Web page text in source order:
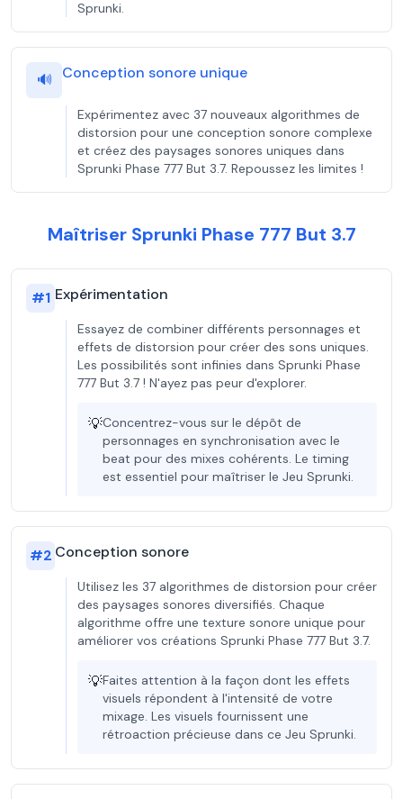
Sprunki.
🔊 Conception sonore unique
Expérimentez avec 37 nouveaux algorithmes de
distorsion pour une conception sonore complexe
et créez des paysages sonores uniques dans
Sprunki Phase 777 But 3.7. Repoussez les limites !
Maîtriser Sprunki Phase 777 But 3.7
#1 Expérimentation
Essayez de combiner différents personnages et
effets de distorsion pour créer des sons uniques.
Les possibilités sont infinies dans Sprunki Phase
777 But 3.7 ! N'ayez pas peur d'explorer.
💡Concentrez-vous sur le dépôt de
personnages en synchronisation avec le
beat pour des mixes cohérents. Le timing
est essentiel pour maîtriser le Jeu Sprunki.
#2 Conception sonore
Utilisez les 37 algorithmes de distorsion pour créer
des paysages sonores diversifiés. Chaque
algorithme offre une texture sonore unique pour
améliorer vos créations Sprunki Phase 777 But 3.7.
💡Faites attention à la façon dont les effets
visuels répondent à l'intensité de votre
mixage. Les visuels fournissent une
rétroaction précieuse dans ce Jeu Sprunki.